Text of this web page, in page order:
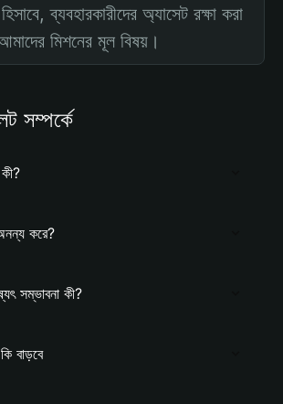
ব্যবহারকারীদের অ্যাসেট রক্ষা করা
মিশনের মূল বিষয়।
সম্পর্কে
করে?
সম্ভাবনা কী?
বাড়বে